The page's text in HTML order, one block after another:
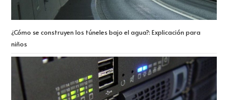
¿Cómo se construyen los túneles bajo el agua?: Explicación para
niños